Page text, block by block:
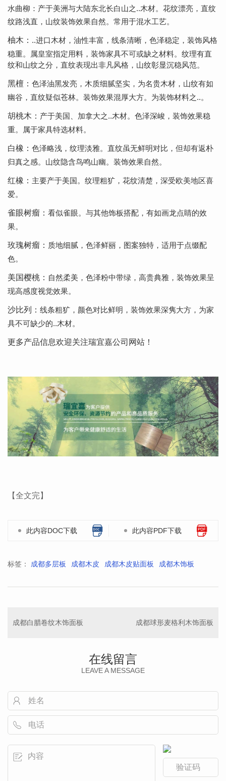
水曲柳： 产于美洲与大陆东北长白山之..木材。花纹漂亮，直纹
纹路浅直，山纹装饰效果自然。常用于混水工艺。
柚木： ..进口木材，油性丰富，线条清晰，色泽稳定，装饰风格
稳重。属皇室指定用料，装饰家具不可或缺之材料。纹理有直
纹和山纹之分，直纹表现出非凡风格，山纹彰显沉稳风范。
黑檀： 色泽油黑发亮，木质细腻坚实，为名贵木材，山纹有如
幽谷，直纹疑似苍林。装饰效果混厚大方。为装饰材料之..。
胡桃木： 产于美国、加拿大之..木材。色泽深峻，装饰效果稳
重。属于家具特选材料。
白橡： 色泽略浅，纹理淡雅。直纹虽无鲜明对比，但却有返朴
归真之感。山纹隐含鸟鸣山幽。装饰效果自然。
红橡： 主要产于美国。纹理粗犷，花纹清楚，深受欧美地区喜
爱。
雀眼树瘤： 看似雀眼。与其他饰板搭配，有如画龙点睛的效
果。
玫瑰树瘤： 质地细腻，色泽鲜丽，图案独特，适用于点缀配
色。
美国樱桃： 自然柔美，色泽粉中带绿，高贵典雅，装饰效果呈
现高感度视觉效果。
沙比列： 线条粗犷，颜色对比鲜明，装饰效果深隽大方，为家
具不可缺少的..木材。
更多产品信息欢迎关注瑞宜嘉公司网站！
【全文完】
此内容DOC下载 此内容PDF下载
标签： 成都多层板 成都木皮 成都木皮贴面板 成都木饰板
成都白腊卷纹木饰面板 成都球形麦格利木饰面板
在线留言
LEAVE A MESSAGE